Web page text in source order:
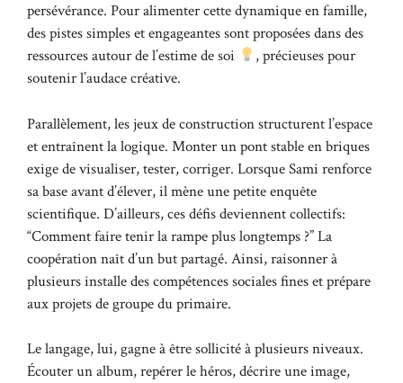
persévérance. Pour alimenter cette dynamique en famille,
des pistes simples et engageantes sont proposées dansdes
ressources autour de l’estime de soi
, précieuses pour
soutenir l’audace créative.
Parallèlement, les jeux de construction structurent l’espace
et entraînent la logique. Monter un pont stable en briques
exige de visualiser, tester, corriger. Lorsque Sami renforce
sa base avant d’élever, il mène une petite enquête
scientifique. D’ailleurs, ces défis deviennent collectifs:
“Comment faire tenir la rampe plus longtemps ?” La
coopération naît d’un but partagé. Ainsi, raisonner à
plusieurs installe des compétences sociales fines et prépare
aux projets de groupe du primaire.
Le langage, lui, gagne à être sollicité à plusieurs niveaux.
Écouter un album, repérer le héros, décrire une image,